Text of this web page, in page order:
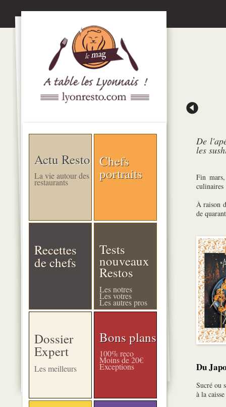
Actu Resto
La vie autour des
restaurants
Chefs
portraits
Recettes
de chefs
Tests
nouveaux
Restos
Les notres
Les votres
Les autres pros
Dossier
Expert
Les meilleurs
Bons plans
100% reco
Moins de 20€
Exceptions
De
les
Fin
culinaires
À raison
de
Du
Sucré ou
à la